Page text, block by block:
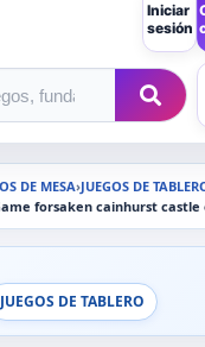
Iniciar
sesión
DE MESA›JUEGOS DE
forsaken cainhurst castle
JUEGOS DE TABLERO